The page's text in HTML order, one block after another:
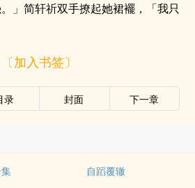
。」简轩祈双手撩起她裙襬，「我只
〔加入书签〕
录 封面 下一章
自蹈覆辙